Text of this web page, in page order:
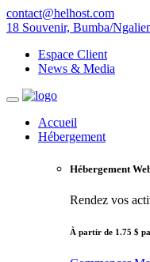
contact@helhost.com
18 Souvenir, Bumba/
Espace Client
News & Media
Accueil
Hébergement
Hébergement
Rendez vos
À partir de 1.75 $